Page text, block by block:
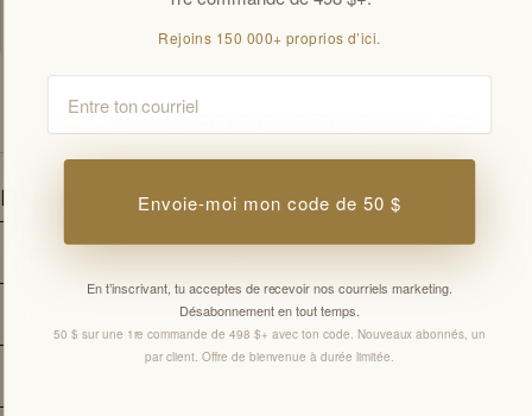
bienvenue par client.
Détails
4 1/8"
Rejoins 150 000+ proprios d’ici.
Envoie-moi mon code de 50 $
En t’inscrivant, tu acceptes de recevoir nos courriels marketing.
Désabonnement en tout temps.
50 $ sur une 1re commande de 498 $+ avec ton code. Nouveaux abonnés, un
par client. Offre de bienvenue à durée limitée.